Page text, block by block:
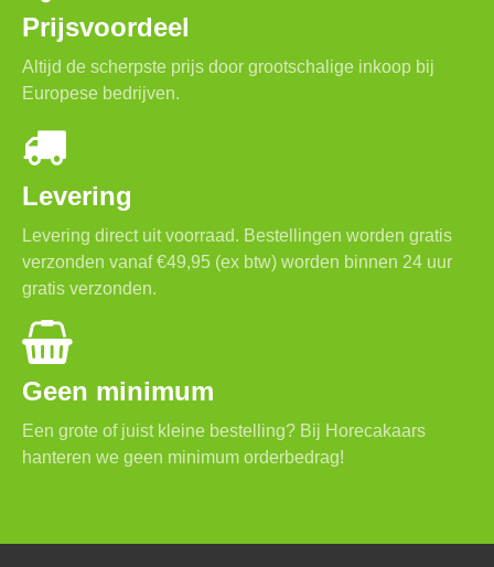
Prijsvoordeel
Altijd de scherpste prijs door grootschalige inkoop bij
Europese bedrijven.
Levering
Levering direct uit voorraad. Bestellingen worden gratis
verzonden vanaf €49,95 (ex btw) worden binnen 24 uur
gratis verzonden.
Geen minimum
Een grote of juist kleine bestelling? Bij Horecakaars
hanteren we geen minimum orderbedrag!